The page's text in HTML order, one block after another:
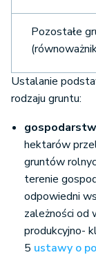
Pozostałe
Ustalanie
rodzaju gruntu:
hektarów
gruntów
terenie
odpowiedni
zależności od
produkcyjno-
5 ustawy o